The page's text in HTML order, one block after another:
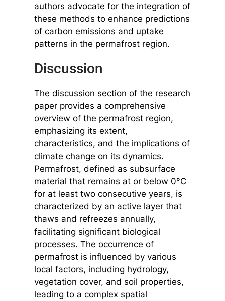
authors advocate for the integration of
these methods to enhance predictions
of carbon emissions and uptake
patterns in the permafrost region.
Discussion
The discussion section of the research
paper provides a comprehensive
overview of the permafrost region,
emphasizing its extent,
characteristics, and the implications of
climate change on its dynamics.
Permafrost, defined as subsurface
material that remains at or below 0°C
for at least two consecutive years, is
characterized by an active layer that
thaws and refreezes annually,
facilitating significant biological
processes. The occurrence of
permafrost is influenced by various
local factors, including hydrology,
vegetation cover, and soil properties,
leading to a complex spatial